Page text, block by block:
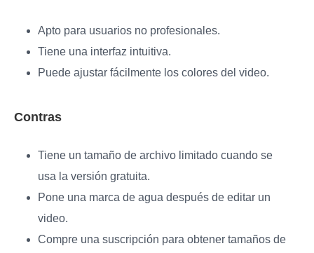
Apto para usuarios no profesionales.
Tiene una interfaz intuitiva.
Puede ajustar fácilmente los colores del video.
Contras
Tiene un tamaño de archivo limitado cuando se
usa la versión gratuita.
Pone una marca de agua después de editar un
video.
Compre una suscripción para obtener tamaños de